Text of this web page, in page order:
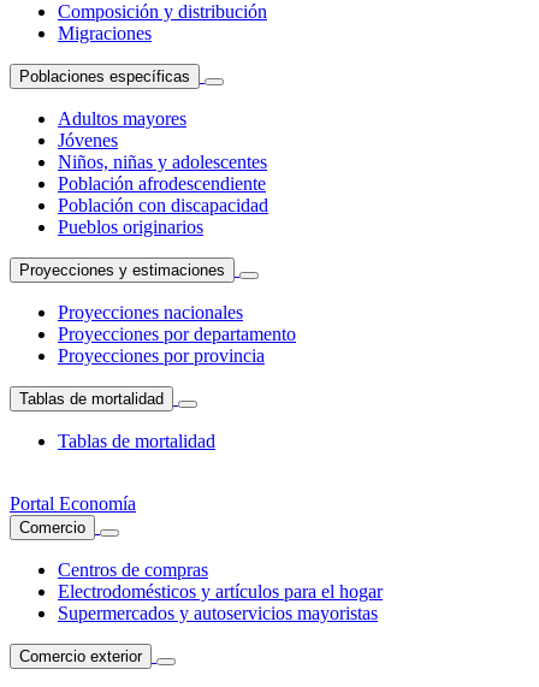
Composición y distribución
Migraciones
Poblaciones específicas
Adultos mayores
Jóvenes
Niños, niñas y adolescentes
Población afrodescendiente
Población con discapacidad
Pueblos originarios
Proyecciones y estimaciones
Proyecciones nacionales
Proyecciones por departamento
Proyecciones por provincia
Tablas de mortalidad
Tablas de mortalidad
Portal Economía
Comercio
Centros de compras
Electrodomésticos y artículos para el hogar
Supermercados y autoservicios mayoristas
Comercio exterior